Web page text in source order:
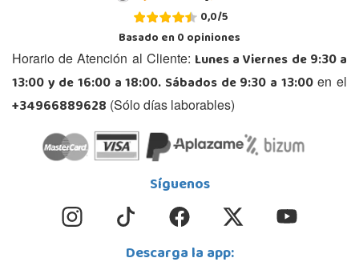
0,0/5
Basado en0opiniones
Horario de Atención al Cliente: Lunes a Viernes de 9:30 a
13:00 y de 16:00 a 18:00. Sábados de 9:30 a 13:00en el
+34966889628 (Sólo días laborables)
Síguenos
Descarga la app: